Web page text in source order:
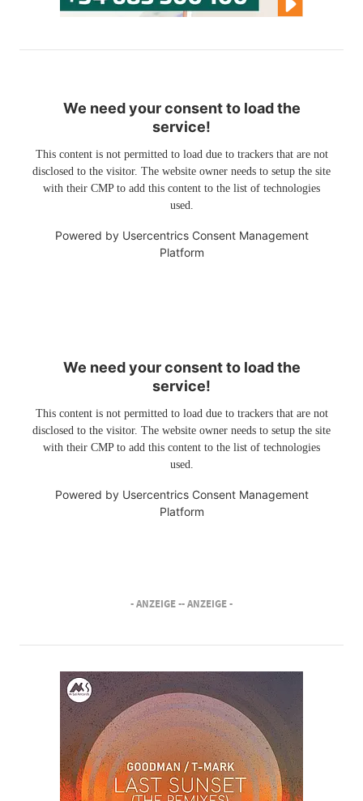
We need your consent to load the
service!
This content is not permitted to load due to trackers that are not
disclosed to the visitor. The website owner needs to setup the site
with their CMP to add this content to the list of technologies
used.
Powered by Usercentrics Consent Management
Platform
We need your consent to load the
service!
This content is not permitted to load due to trackers that are not
disclosed to the visitor. The website owner needs to setup the site
with their CMP to add this content to the list of technologies
used.
Powered by Usercentrics Consent Management
Platform
- ANZEIGE -- ANZEIGE -